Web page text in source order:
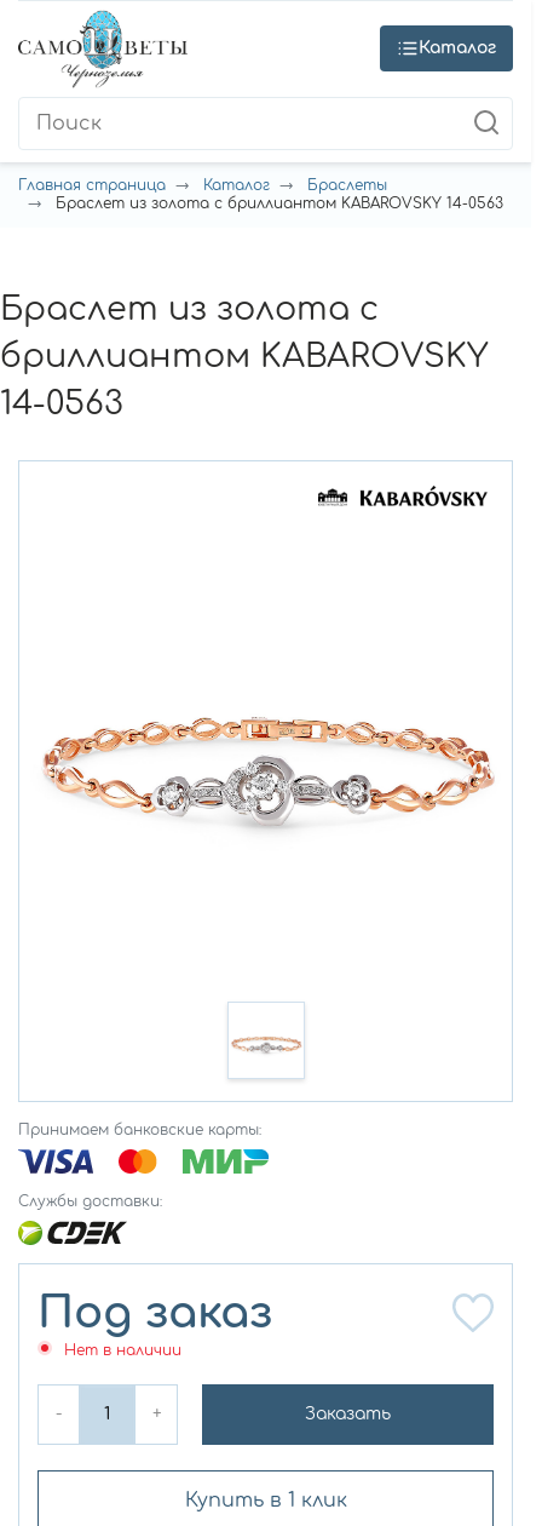
Каталог
Главная страница Каталог
Браслеты
Браслет из золота с бриллиантом KABAROVSKY 14-0563
Браслет из золота с
бриллиантом KABAROVSKY
14-0563
Принимаем банковские карты:
Службы доставки:
Под заказ
Нет в наличии
- + Заказать
Купить в 1 клик